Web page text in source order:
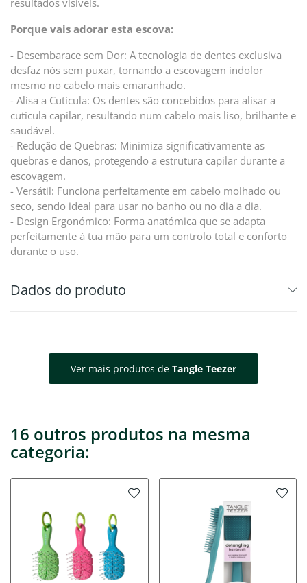
resultados visíveis.
Porque vais adorar esta escova:
- Desembarace sem Dor: A tecnologia de dentes exclusiva
desfaz nós sem puxar, tornando a escovagem indolor
mesmo no cabelo mais emaranhado.
- Alisa a Cutícula: Os dentes são concebidos para alisar a
cutícula capilar, resultando num cabelo mais liso, brilhante e
saudável.
- Redução de Quebras: Minimiza significativamente as
quebras e danos, protegendo a estrutura capilar durante a
escovagem.
- Versátil: Funciona perfeitamente em cabelo molhado ou
seco, sendo ideal para usar no banho ou no dia a dia.
- Design Ergonómico: Forma anatómica que se adapta
perfeitamente à tua mão para um controlo total e conforto
durante o uso.
Dados do produto
Ver mais produtos de Tangle Teezer
16 outros produtos na mesma
categoria: